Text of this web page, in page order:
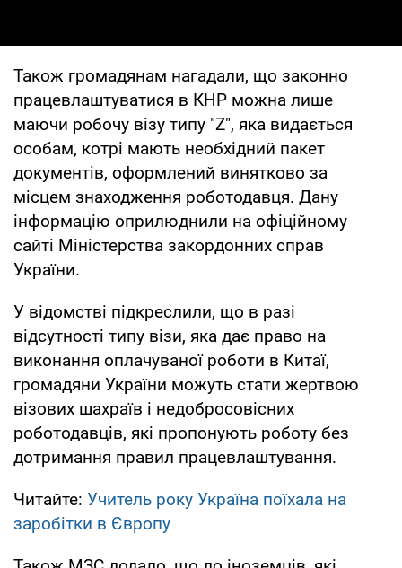
Також громадянам нагадали, що законно
працевлаштуватися в КНР можна лише
маючи робочу візу типу "Z", яка видається
особам, котрі мають необхідний пакет
документів, оформлений винятково за
місцем знаходження роботодавця. Дану
інформацію оприлюднили на офіційному
сайті Міністерства закордонних справ
України.
У відомстві підкреслили, що в разі
відсутності типу візи, яка дає право на
виконання оплачуваної роботи в Китаї,
громадяни України можуть стати жертвою
візових шахраїв і недобросовісних
роботодавців, які пропонують роботу без
дотримання правил працевлаштування.
Читайте: Учитель року Україна поїхала на
заробітки в Європу